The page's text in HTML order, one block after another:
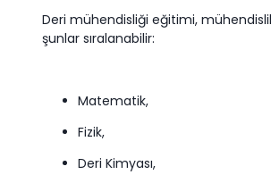
Deri mühendisliği eğitimi,
şunlar sıralanabilir:
Matematik,
Fizik,
Deri Kimyası,